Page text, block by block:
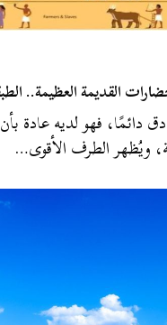
القديمة العظيمة..
دائمًا، فهو لديه عادة
ويُظهر الطرف الأقوى…